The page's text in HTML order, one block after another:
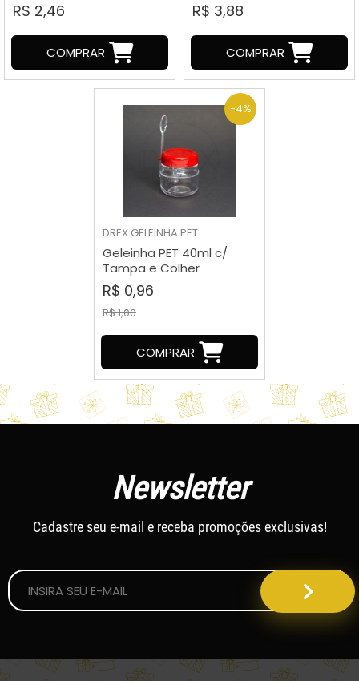
R$ 2,46
COMPRAR
R$ 3,88
COMPRAR
-4%
DREX GELEINHA PET
Geleinha PET 40ml c/
Tampa e Colher
R$ 0,96
R$ 1,00
COMPRAR
Newsletter
Cadastre seu e-mail e receba promoções exclusivas!